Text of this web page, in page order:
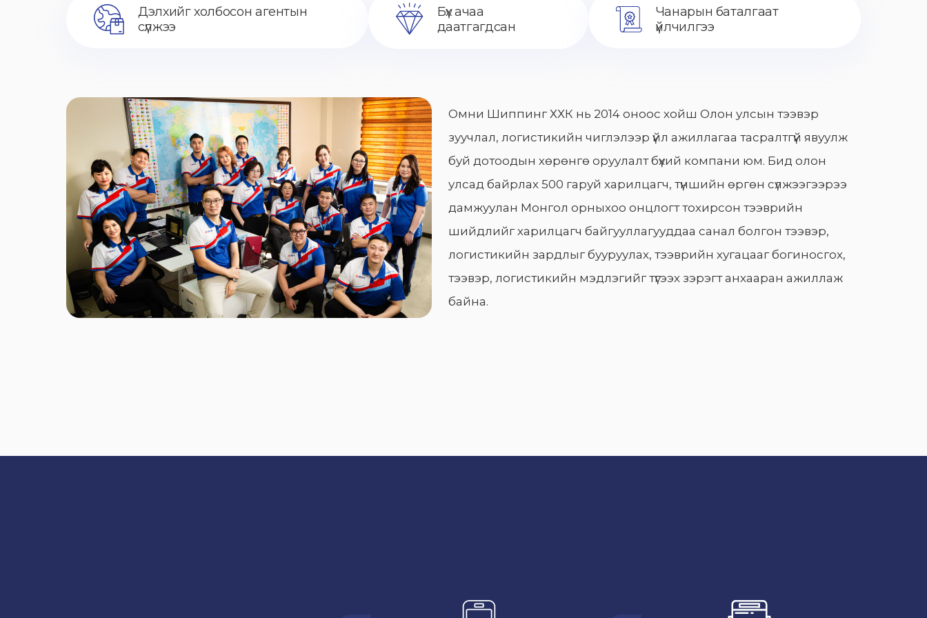
Дэлхийг холбосон агентын
сүлжээ
Бүх ачаа
даатгагдсан
Чанарын баталгаат
үйлчилгээ
Омни Шиппинг ХХК нь 2014 оноос хойш Олон улсын тээвэр
зуучлал, логистикийн чиглэлээр үйл ажиллагаа тасралтгүй явуулж
буй дотоодын хөрөнгө оруулалт бүхий компани юм. Бид олон
улсад байрлах 500 гаруй харилцагч, түншийн өргөн сүлжээгээрээ
дамжуулан Монгол орныхоо онцлогт тохирсон тээврийн
шийдлийг харилцагч байгууллагууддаа санал болгон тээвэр,
логистикийн зардлыг бууруулах, тээврийн хугацааг богиносгох,
тээвэр, логистикийн мэдлэгийг түгээх зэрэгт анхааран ажиллаж
байна.